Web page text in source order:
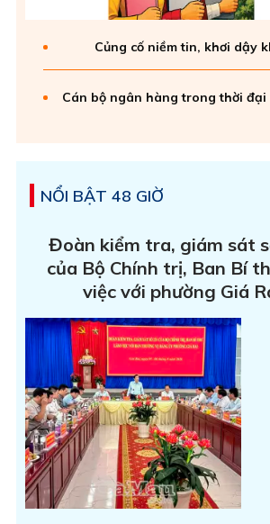
Củng cố niềm tin, khơi dậy
Cán bộ ngân hàng trong thời đại
NỔI BẬT 48 GIỜ
Đoàn kiểm tra, giám sát
của Bộ Chính trị, Ban Bí
việc với phường Giá